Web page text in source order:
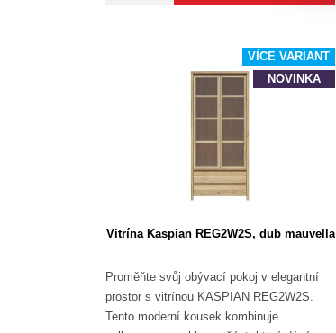
VÍCE VARIANT
NOVINKA
Vitrína Kaspian REG2W2S, dub mauvella
Proměňte svůj obývací pokoj v elegantní
prostor s vitrínou KASPIAN REG2W2S.
Tento moderní kousek kombinuje